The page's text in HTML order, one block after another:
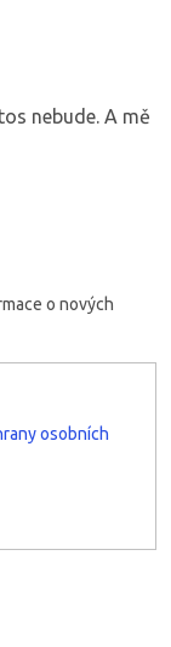
nebude. A mě
o nových
osobních